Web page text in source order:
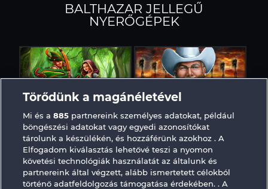
BALTHAZAR JELLEGŰ
NYERŐGÉPEK
Robin & his girl Texas Tycoon
Törődünk a magánéletével
Mi és a885 partnereink személyes adatokat, például
böngészési adatokat vagy egyedi azonosítókat
tárolunk a készülékén, és hozzáférünk azokhoz . A
Elfogadom kiválasztás lehetővé teszi a nyomon
követési technológiák használatát az általunk és
partnereink által végzett, alább ismertetett célokból
történő adatfeldolgozás támogatása érdekében. . A